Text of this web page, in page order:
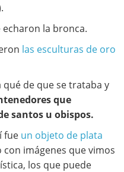
la bronca.
las esculturas de oro
de que se trataba y
que
santos u obispos.
fue un objeto de plata
imágenes que vimos
los que puede